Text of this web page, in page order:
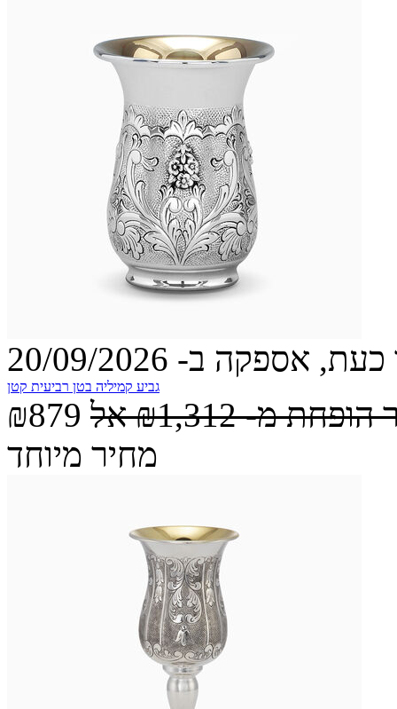
אספקה ב- 20/09/2026
גביע קמיליה בטן רביעית קטן
₪879 הופחת מ-₪1,312 אל
מחיר מיוחד